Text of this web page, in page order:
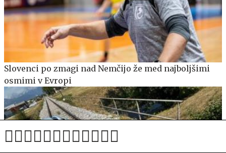
Slovenci po zmagi nad Nemčijo že med najboljšimi
osmimi v Evropi